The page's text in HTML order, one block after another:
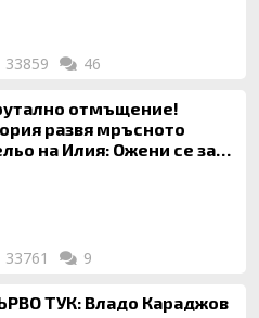
33859 46
отмъщение!
развя мръсното
на Илия: Ожени се за
33761 9
ТУК: Владо Караджов